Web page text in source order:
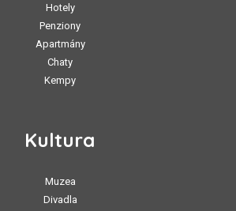
Hotely
Penziony
Apartmány
Chaty
Kempy
Kultura
Muzea
Divadla